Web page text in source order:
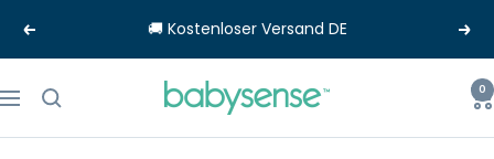
zumZurück 🚚 Kostenloser Versand DE
Navigation
Babysense-
0